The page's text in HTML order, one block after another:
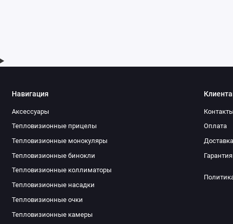
Навигация
Аксессуары
Тепловизионные прицелы
Тепловизионные монокуляры
Тепловизионные бинокли
Тепловизионные коллиматоры
Тепловизионные насадки
Тепловизионные очки
Тепловизионные камеры
Контакты
Оплата
Доставка
Гарантия